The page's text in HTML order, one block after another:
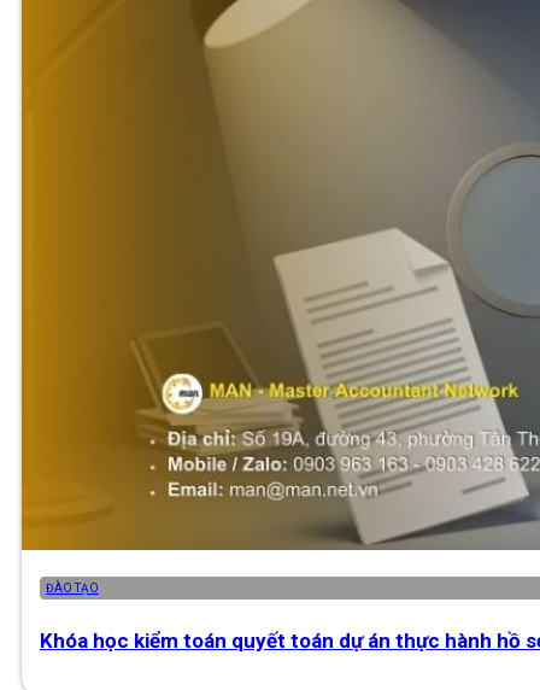
ĐÀO TẠO
Khóa học kiểm toán quyết toán dự án thực hành hồ